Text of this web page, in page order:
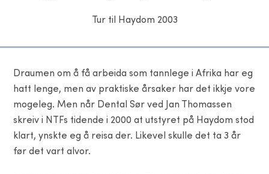
Tur til Haydom 2003
Draumen om å få arbeida som tannlege i Afrika har eg
hatt lenge, men av praktiske årsaker har det ikkje vore
mogeleg. Men når Dental Sør ved Jan Thomassen
skreiv i NTFs tidende i 2000 at utstyret på Haydom stod
klart, ynskte eg å reisa der. Likevel skulle det ta 3 år
før det vart alvor.